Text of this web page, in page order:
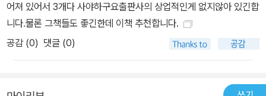
어져 있어서 3개다 사야하구요출판사의 상업적인게 없지않아 있긴합
니다.물론 그책들도 좋긴한데 이책 추천합니다.
공감 (0) 댓글 (0)